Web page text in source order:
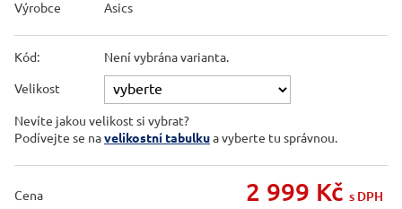
Výrobce Asics
Kód: Není vybrána varianta.
Velikost
Nevíte jakou velikost si vybrat?
Podívejte se navelikostní tabulkua vyberte tu správnou.
Cena 2 999 Kč s DPH